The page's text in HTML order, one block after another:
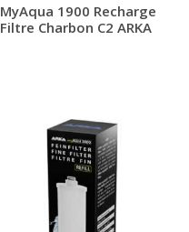
MyAqua 1900 Recharge
Filtre Charbon C2 ARKA